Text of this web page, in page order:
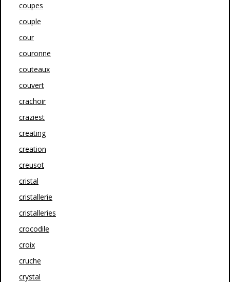
coupes
couple
cour
couronne
couteaux
couvert
crachoir
craziest
creating
creation
creusot
cristal
cristallerie
cristalleries
crocodile
croix
cruche
crystal